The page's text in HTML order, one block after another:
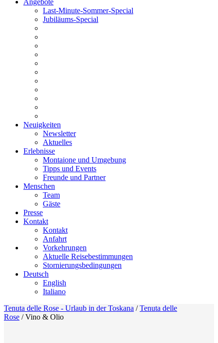
Angebote
Last-Minute-Sommer-Special
Jubiläums-Special
Neuigkeiten
Newsletter
Aktuelles
Erlebnisse
Montaione und Umgebung
Tipps und Events
Freunde und Partner
Menschen
Team
Gäste
Presse
Kontakt
Kontakt
Anfahrt
Vorkehrungen
Aktuelle Reisebestimmungen
Stornierungsbedingungen
Deutsch
English
Italiano
Tenuta delle Rose - Urlaub in der Toskana /Tenuta delle
Rose /Vino & Olio